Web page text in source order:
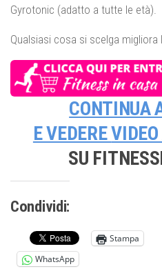
Gyrotonic (adatto a tutte le età).
Qualsiasi cosa si scelga migliora
CONTINUA
E VEDERE
SU
Condividi:
Stampa
WhatsApp